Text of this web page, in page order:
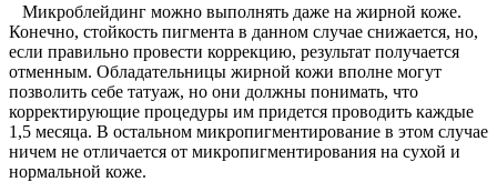
Микроблейдинг можно выполнять даже на жирной коже.
Конечно, стойкость пигмента в данном случае снижается, но,
если правильно провести коррекцию, результат получается
отменным. Обладательницы жирной кожи вполне могут
позволить себе татуаж, но они должны понимать, что
корректирующие процедуры им придется проводить каждые
1,5 месяца. В остальном микропигментирование в этом случае
ничем не отличается от микропигментирования на сухой и
нормальной коже.